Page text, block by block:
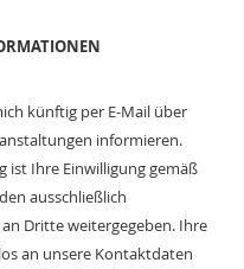
künftig per E-Mail über
informieren.
ist Ihre Einwilligung gemäß
ausschließlich
Dritte weitergegeben. Ihre
an unsere Kontaktdaten